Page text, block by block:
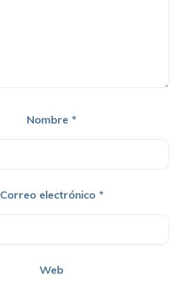
Nombre *
Correo electrónico *
Web